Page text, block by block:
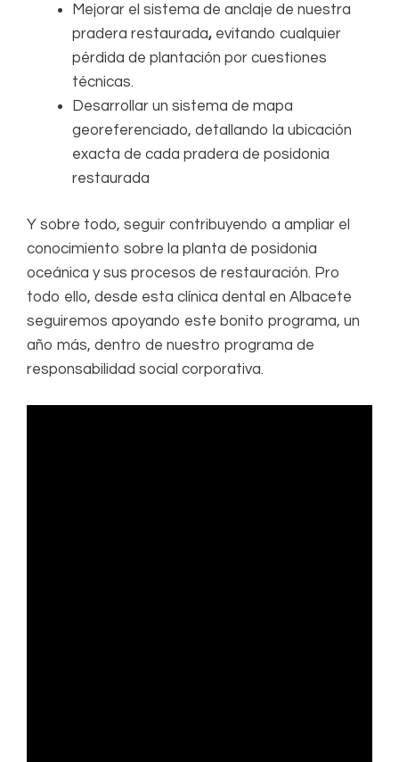
Mejorar el sistema de anclaje de nuestra
pradera restaurada, evitando cualquier
pérdida de plantación por cuestiones
técnicas.
Desarrollar un sistema de mapa
georeferenciado, detallando la ubicación
exacta de cada pradera de posidonia
restaurada
Y sobre todo, seguir contribuyendo a ampliar el
conocimiento sobre la planta de posidonia
oceánica y sus procesos de restauración. Pro
todo ello, desde esta clínica dental en Albacete
seguiremos apoyando este bonito programa, un
año más, dentro de nuestro programa de
responsabilidad social corporativa.